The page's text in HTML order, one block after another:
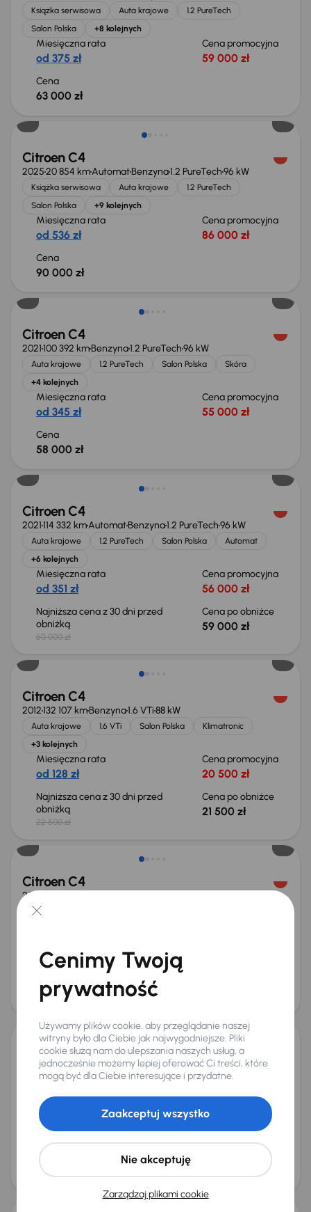
Książka serwisowa Auta krajowe
1.2 PureTech
Salon Polska
+8 kolejnych
Miesięczna rata
od 375 zł
Cena promocyjna
59 000 zł
Cena
63 000 zł
Od nowego taniej o 41 999 zł
Citroen C4
202520 854 kmAutomatBenzyna1.2 PureTech96 kW
Książka serwisowa Auta krajowe
1.2 PureTech
Salon Polska
+9 kolejnych
Miesięczna rata
od 536 zł
Cena promocyjna
86 000 zł
Cena
90 000 zł
Citroen C4
2021100 392 kmBenzyna1.2 PureTech96 kW
Auta krajowe 1.2 PureTech Salon Polska
Skóra
+4 kolejnych
Miesięczna rata
od 345 zł
Cena promocyjna
55 000 zł
Cena
58 000 zł
Taniej o 1 000 zł
Citroen C4
2021114 332 kmAutomatBenzyna1.2 PureTech96 kW
Auta krajowe 1.2 PureTech Salon Polska
Automat
+6 kolejnych
Miesięczna rata
od 351 zł
Cena promocyjna
56 000 zł
Najniższa cena z 30 dni przed
obniżką
60 000 zł
Cena po obniżce
59 000 zł
Taniej o 1 000 zł
Citroen C4
2012132 107 kmBenzyna1.6 VTi88 kW
Auta krajowe 1.6 VTi Salon Polska
Klimatronic
+3 kolejnych
Miesięczna rata
od 128 zł
Cena promocyjna
20 500 zł
Najniższa cena z 30 dni przed
obniżką
22 500 zł
Cena po obniżce
21 500 zł
Citroen C4
2017
Auta krajowe
od 176 zł
Cena
29 500 zł
Citroen C4
2016122 388 km Diesel1.6 BlueHDi88 kW
+1 kolejnych
Miesięczna rata
od 161 zł
Cena promocyjna
26 000 zł
Cena
27 000 zł
Cenimy Twoją
prywatność
Używamy plików cookie, aby przeglądanie naszej
witryny było dla Ciebie jak najwygodniejsze. Pliki
cookie służą nam do ulepszania naszych usług, a
jednocześnie możemy lepiej oferować Ci treści, które
mogą być dla Ciebie interesujące i przydatne.
Zarządzaj plikami cookie
Nie akceptuję
Zaakceptuj wszystko